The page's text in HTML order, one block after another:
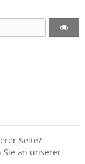
Seite?
an unserer